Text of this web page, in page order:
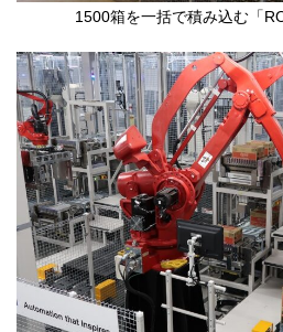
1500箱を一括で積み込む「